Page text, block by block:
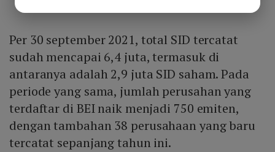
Per 30 september 2021, total SID tercatat
sudah mencapai 6,4 juta, termasuk di
antaranya adalah 2,9 juta SID saham. Pada
periode yang sama, jumlah perusahan yang
terdaftar di BEI naik menjadi 750 emiten,
dengan tambahan 38 perusahaan yang baru
tercatat sepanjang tahun ini.